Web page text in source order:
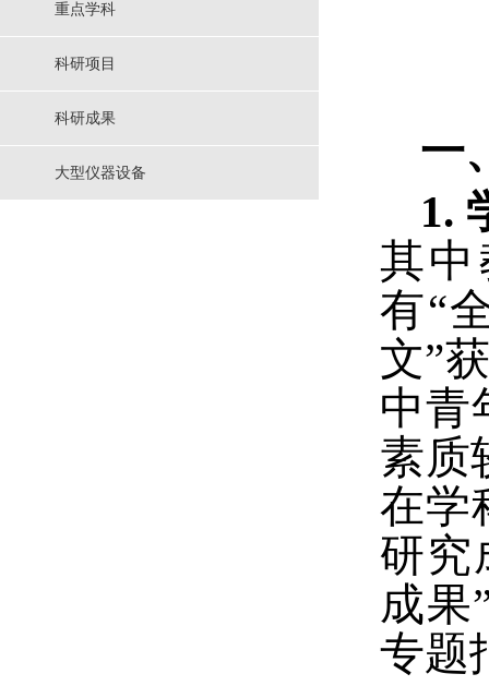
重点学科
科研项目
科研成果
大型仪器设备
一
1.
其
有“
文”
中青
素质
在学
研究
成果
专题